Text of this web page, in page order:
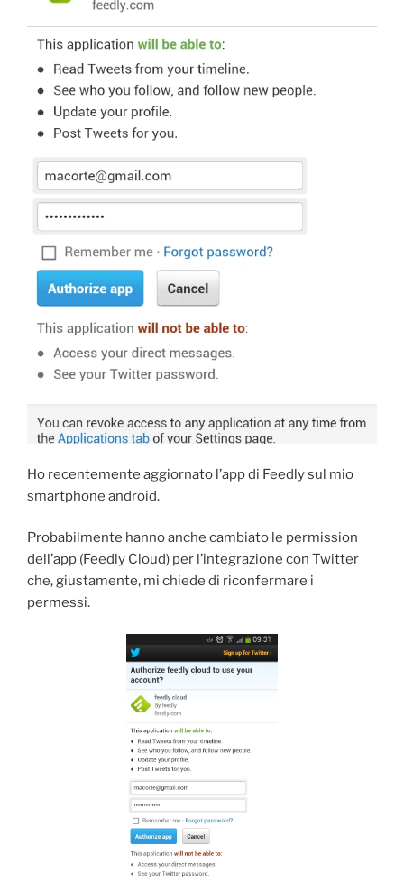
Ho recentemente aggiornato l’app di Feedly sul mio
smartphone android.
Probabilmente hanno anche cambiato le permission
dell’app (Feedly Cloud) per l’integrazione con Twitter
che, giustamente, mi chiede di riconfermare i
permessi.